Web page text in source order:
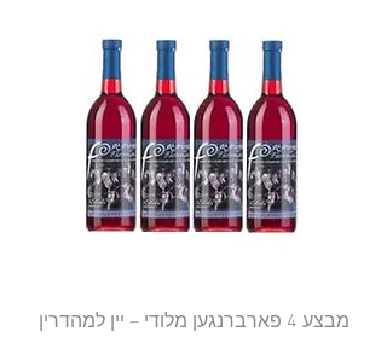
מבצע 4 פארברנגען מלודי – יין למהדרין